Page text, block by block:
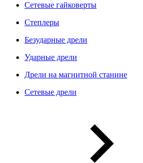
Сетевые гайковерты
Степлеры
Безударные дрели
Ударные дрели
Дрели на магнитной станине
Сетевые дрели